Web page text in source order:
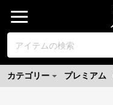
カテゴリー プレミアム